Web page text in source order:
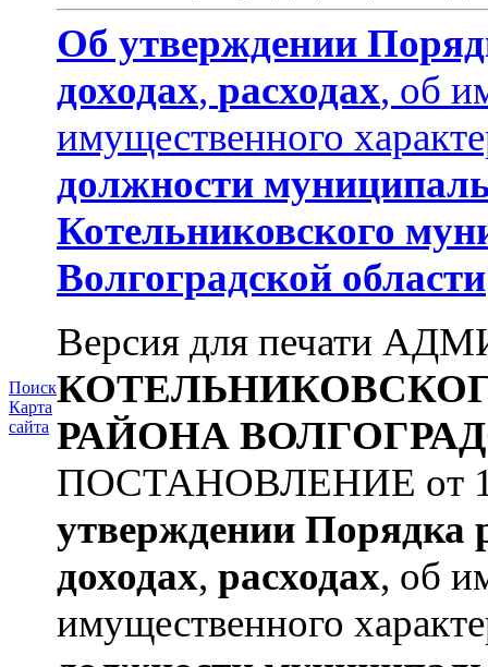
Поиск
Карта
сайта
Об утверждении
доходах, расходах, об
имущественного
должности
Котельниковского
Волгоградской области
Версия для печати
РАЙОНА
ПОСТАНОВЛЕНИЕ от
утверждении Порядка
доходах, расходах, об
имущественного